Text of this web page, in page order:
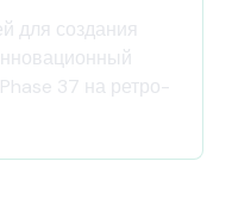
для создания
37 на ретро-